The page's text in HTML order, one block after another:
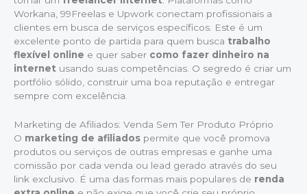
Workana, 99Freelas e Upwork conectam profissionais a
clientes em busca de serviços específicos. Este é um
excelente ponto de partida para quem busca trabalho
flexível online e quer saber como fazer dinheiro na
internet usando suas competências. O segredo é criar um
portfólio sólido, construir uma boa reputação e entregar
sempre com excelência.
Marketing de Afiliados: Venda Sem Ter Produto Próprio
O marketing de afiliados permite que você promova
produtos ou serviços de outras empresas e ganhe uma
comissão por cada venda ou lead gerado através do seu
link exclusivo. É uma das formas mais populares de renda